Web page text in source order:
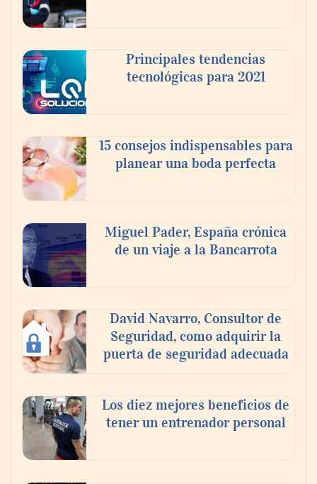
El nuevo mapa de zonas tensionadas abre
inquilinos en Cataluña
La luz roja, el nuevo aftersun, actúa en la
recuperación de la piel después del sol
Principales tendencias
tecnológicas para 2021
15 consejos indispensables para
planear una boda perfecta
Miguel Pader, España crónica
de un viaje a la Bancarrota
David Navarro, Consultor de
Seguridad, como adquirir la
puerta de seguridad adecuada
Los diez mejores beneficios de
tener un entrenador personal